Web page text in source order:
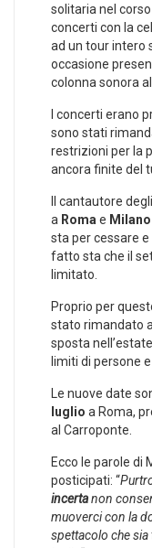
solitaria nel
concerti con la
ad un tour intero
occasione
colonna sonora
I concerti erano
sono stati
restrizioni per la
ancora finite del
Il cantautore
a Romae Milano
sta per cessare
fatto sta che il
limitato.
Proprio per
stato rimandato
sposta
limiti di persone
Le nuove date
luglio a Roma,
al Carroponte.
Ecco le parole di
posticipati: “
incertanon
muoverci con la
spettacolo che sia